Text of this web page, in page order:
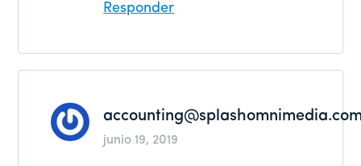
Responder
junio 19, 2019